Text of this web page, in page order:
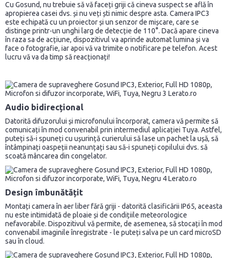
Cu Gosund, nu trebuie să vă faceți griji că cineva suspect se află în
apropierea casei dvs. și nu veți ști nimic despre asta. Camera IPC3
este echipată cu un proiector și un senzor de mișcare, care se
distinge printr-un unghi larg de detecție de 110°. Dacă apare cineva
în raza sa de acțiune, dispozitivul va aprinde automat lumina și va
face o fotografie, iar apoi vă va trimite o notificare pe telefon. Acest
lucru vă va da timp să reacționați!
Audio bidirecțional
Datorită difuzorului și microfonului încorporat, camera vă permite să
comunicați în mod convenabil prin intermediul aplicației Tuya. Astfel,
puteți să-i spuneți cu ușurință curierului să lase un pachet la ușă, să
întâmpinați oaspeții neanunțați sau să-i spuneți copilului dvs. să
scoată mâncarea din congelator.
Design îmbunătățit
Montați camera în aer liber fără griji - datorită clasificării IP65, aceasta
nu este intimidată de ploaie și de condițiile meteorologice
nefavorabile. Dispozitivul vă permite, de asemenea, să stocați în mod
convenabil imaginile înregistrate - le puteți salva pe un card microSD
sau în cloud.